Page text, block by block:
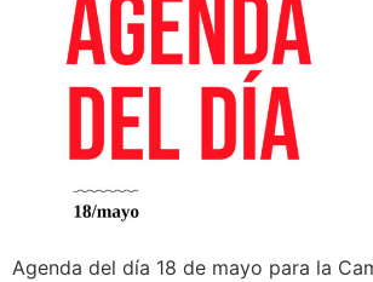
Agenda del día 18 de mayo para la